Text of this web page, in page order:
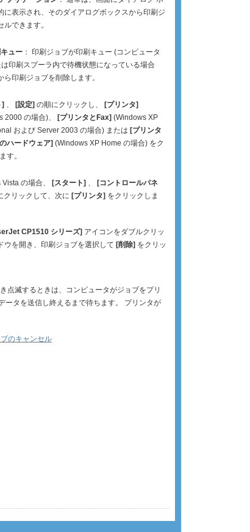
に表示され、そのダイアログボックスから印刷ジ
ルできます。
ュー ： 印刷ジョブが印刷キュー (コンピュータ
印刷スプーラ内で待機状態になっている場合
ら印刷ジョブを削除します。
、 [設定] の順にクリックし、
[プリンタ]
2000 の場合)、
[プリンタとFax] (Windows XP
および Server 2003 の場合) または [プリンタ
ハードウェア] (Windows XP Home の場合) をク
す。
の場合、
[スタート] 、
[コントロールパネ
クリックして、次に [プリンタ] をクリックしま
CP1510 シリーズ] アイコンをダブルクリッ
ウを開き、印刷ジョブを選択して [削除] をクリッ
点滅するときは、コンピュータがジョブをプリ
ータを送信し終えるまで待ちます。 プリンタが
のキャンセル